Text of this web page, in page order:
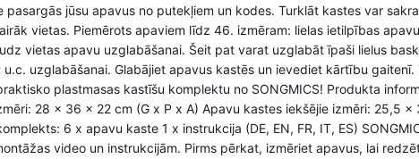
pasargās jūsu apavus no putekļiem un kodes. Turklāt kastes var
vietas. Piemērots apaviem līdz 46. izmēram: lielas ietilpības
vietas apavu uzglabāšanai. Šeit pat varat uzglabāt īpaši lielus
uzglabāšanai. Glabājiet apavus kastēs un ievediet kārtību gaitenī.
plastmasas kastīšu komplektu no SONGMICS! Produkta
28 x 36 x 22 cm (G x P x A) Apavu kastes iekšējie izmēri: 25,5
6 x apavu kaste 1 x instrukcija (DE, EN, FR, IT, ES)
video un instrukcijām. Pirms pērkat, izmēriet apavus, lai